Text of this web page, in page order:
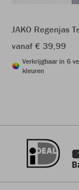
JAKO Regenjas
vanaf € 39,99
Verkrijgbaar in 6
kleuren